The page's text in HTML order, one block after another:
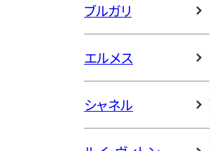
ブルガリ
エルメス
シャネル